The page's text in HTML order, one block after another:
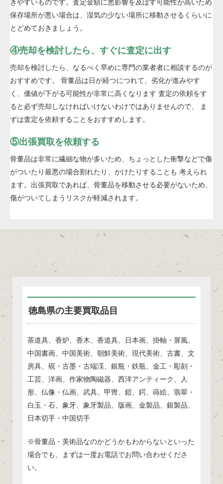
きやすいものです。査定金額に悪影響を及ぼす可能性が高いため
保存場所が悪い場合は、湿気の少ない場所に移動させるくらいに
とどめておきましょう。
④売却を検討したら、すぐに査定に出す
売却を検討したら、なるべく早めに専門の業者者に相談するのが
おすすめです。 骨董品は日が経つにつれて、劣化が進みやす
く、価値が下がる可能性が非常に高くなります 査定の依頼をす
ると必ず売却しなければいけないわけではありませんので、 ま
ずは査定を依頼することをおすすめします。
⑤出張買取を依頼する
骨董品は非常に繊細な物が多いため、ちょっとした衝撃などで傷
がついたり最悪の場合割れたり、かけたりすることも 考えられ
ます。出張買取であれば、骨董品を移動させる必要がないため、
傷がついてしまうリスクが軽減されます。
徳島県の主要買取品目
茶道具、香炉、香木、香道具、日本画、掛軸・屏風、
中国書画、中国美術、朝鮮美術、現代美術、古書、文
房具、硯・古墨・古端渓、銀瓶・鉄瓶、金工・彫刻・
工芸、洋画、作家物陶磁器、西洋アンティーク、人
形、仏像・仏画、武具、甲冑、鎧、鍔、蒔絵、翡翠・
白玉・石、象牙、象牙製品、版画、金製品、銀製品、
日本切手・中国切手
※骨董品・美術品なのかどうかもわからないといった
場合でも、まずは一度お電話でお問い合わせくださ
い。